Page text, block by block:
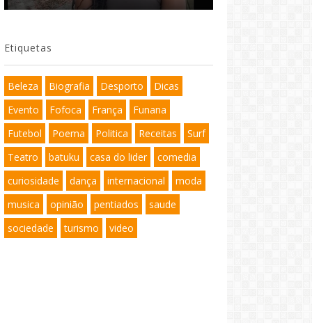
Etiquetas
Beleza Biografia Desporto
Dicas
Evento
Fofoca França
Funana
Futebol
Poema Politica Receitas
Surf
Teatro
batuku casa do lider
comedia
curiosidade
dança internacional
moda
musica
opinião pentiados
saude
sociedade
turismo video